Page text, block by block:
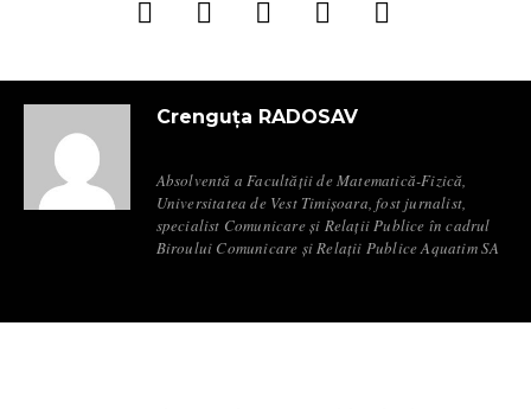
Crenguța RADOSAV
Absolventă a Facultății de Matematică-Fizică,
Universitatea de Vest Timișoara, fost jurnalist,
specialist Comunicare și Relații Publice în cadrul
Biroului Comunicare și Relații Publice Aquatim SA